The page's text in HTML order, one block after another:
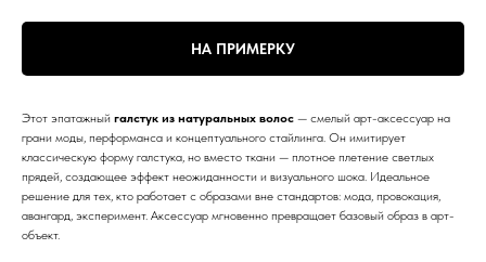
НА ПРИМЕРКУ
Этот эпатажный галстук из натуральных волос — смелый арт-аксессуар на
грани моды, перформанса и концептуального стайлинга. Он имитирует
классическую форму галстука, но вместо ткани — плотное плетение светлых
прядей, создающее эффект неожиданности и визуального шока. Идеальное
решение для тех, кто работает с образами вне стандартов: мода, провокация,
авангард, эксперимент. Аксессуар мгновенно превращает базовый образ в арт-
объект.